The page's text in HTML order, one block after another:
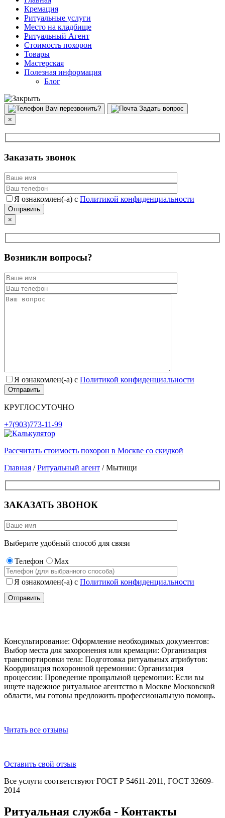
Кремация
Ритуальные услуги
Место на кладбище
Ритуальный Агент
Стоимость похорон
Товары
Мастерская
Полезная информация
Блог
Вам перезвонить?
Задать вопрос
×
Заказать звонок
Я ознакомлен(-а) с Политикой конфиденциальности
×
Возникли вопросы?
Я ознакомлен(-а) с Политикой конфиденциальности
КРУГЛОСУТОЧНО
+7(903)773-11-99
Рассчитать стоимость похорон в Москве со скидкой
Главная /Ритуальный агент / Мытищи
ЗАКАЗАТЬ ЗВОНОК
Выберите удобный способ для связи
Телефон Max
Я ознакомлен(-а) с Политикой конфиденциальности
Консультирование: Оформление необходимых документов:
Выбор места для захоронения или кремации: Организация
транспортировки тела: Подготовка ритуальных атрибутов:
Координация похоронной церемонии: Организация
процессии: Проведение прощальной церемонии: Если вы
ищете надежное ритуальное агентство в Москве Московской
области, мы готовы предложить профессиональную помощь.
Читать все отзывы
Оставить свой отзыв
Все услуги соответствуют ГОСТ Р 54611-2011, ГОСТ 32609-
2014
Ритуальная служба - Контакты